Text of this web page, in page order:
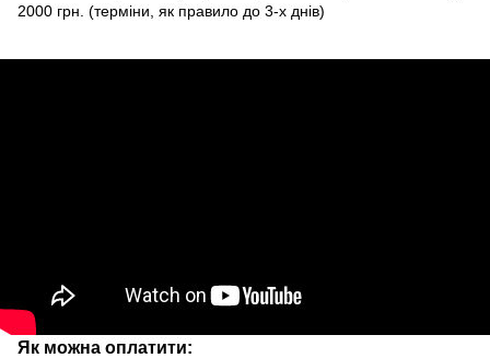
2000 грн. (терміни, як правило до 3-х днів)
Як можна оплатити: